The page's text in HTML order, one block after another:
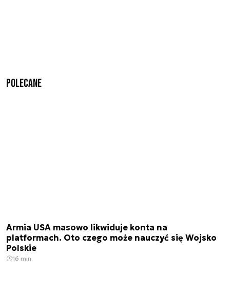
Polecane
Armia USA masowo likwiduje konta na
platformach. Oto czego może nauczyć się Wojsko
Polskie
16 min.